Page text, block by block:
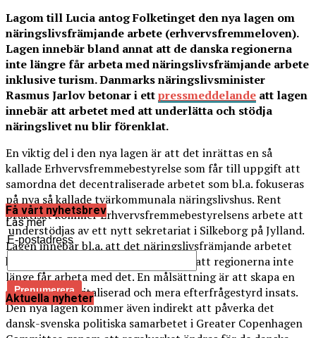
Lagom till Lucia antog Folketinget den nya lagen om
näringslivsfrämjande arbete (erhvervsfremmeloven).
Lagen innebär bland annat att de danska regionerna
inte längre får arbeta med näringslivsfrämjande arbete
inklusive turism. Danmarks näringslivsminister
Rasmus Jarlov betonar i ettpressmeddelande att lagen
innebär att arbetet med att underlätta och stödja
näringslivet nu blir förenklat.
En viktig del i den nya lagen är att det inrättas en så
kallade Erhvervsfremmebestyrelse som får till uppgift att
samordna det decentraliserade arbetet som bl.a. fokuseras
på nya så kallade tvärkommunala näringslivshus. Rent
praktiskt kommer Erhvervsfremmebestyrelsens arbete att
understödjas av ett nytt sekretariat i Silkeborg på Jylland.
Lagen innebär bl.a. att det näringslivsfrämjande arbetet
koncentreras till färre nivåer genom att regionerna inte
länge får arbeta med det. En målsättning är att skapa en
modernare, digitaliserad och mera efterfrågestyrd insats.
Den nya lagen kommer även indirekt att påverka det
dansk-svenska politiska samarbetet i Greater Copenhagen
Läs mer
Få vårt nyhetsbrev
E-postadress
Aktuella nyheter